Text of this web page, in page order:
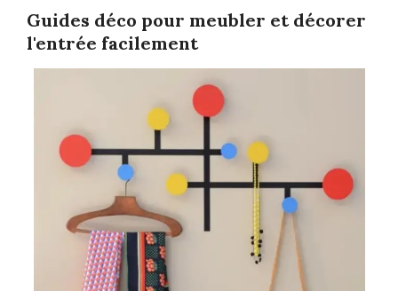
Guides déco pour meubler et décorer
l'entrée facilement